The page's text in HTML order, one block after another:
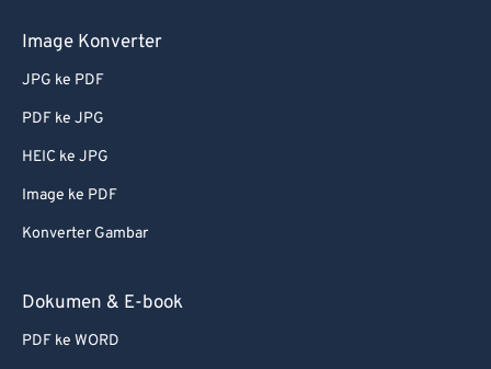
Image Konverter
JPG ke PDF
PDF ke JPG
HEIC ke JPG
Image ke PDF
Konverter Gambar
Dokumen & E-book
PDF ke WORD